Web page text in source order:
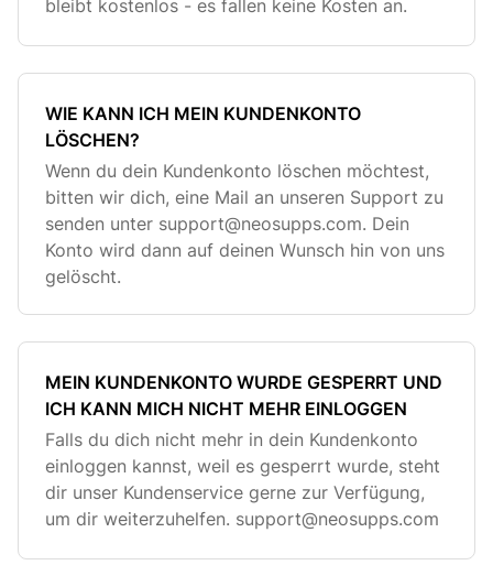
bleibt kostenlos - es fallen keine Kosten an.
WIE KANN ICH MEIN KUNDENKONTO
LÖSCHEN?
Wenn du dein Kundenkonto löschen möchtest,
bitten wir dich, eine Mail an unseren Support zu
senden unter support@neosupps.com. Dein
Konto wird dann auf deinen Wunsch hin von uns
gelöscht.
MEIN KUNDENKONTO WURDE GESPERRT UND
ICH KANN MICH NICHT MEHR EINLOGGEN
Falls du dich nicht mehr in dein Kundenkonto
einloggen kannst, weil es gesperrt wurde, steht
dir unser Kundenservice gerne zur Verfügung,
um dir weiterzuhelfen. support@neosupps.com